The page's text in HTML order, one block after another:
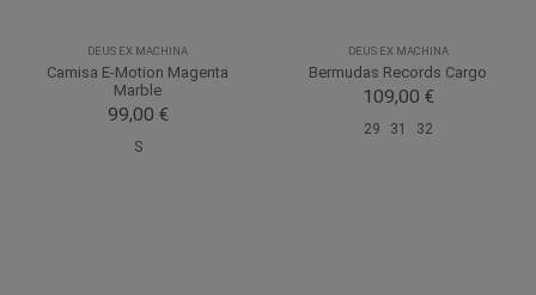
DEUS EX MACHINA
Camisa E-Motion Magenta
Marble
99,00 €
S
DEUS EX MACHINA
Bermudas Records Cargo
109,00 €
29 31 32